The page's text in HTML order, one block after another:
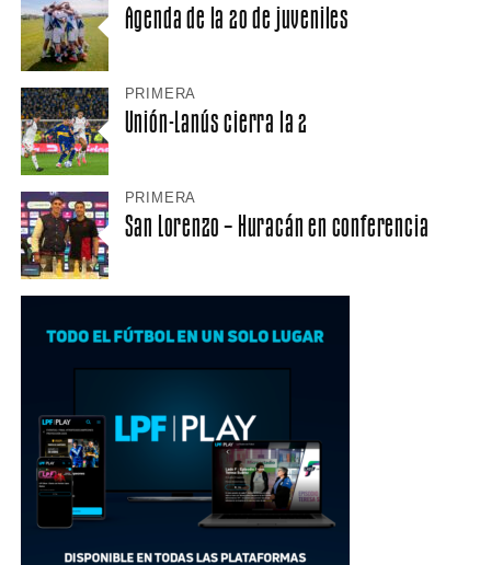
Agenda de la 20 de juveniles
PRIMERA
Unión-Lanús cierra la 2
PRIMERA
San Lorenzo – Huracán en conferencia